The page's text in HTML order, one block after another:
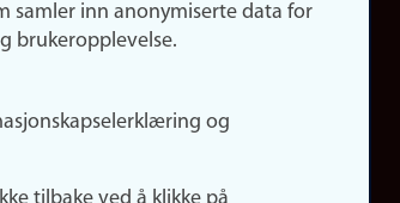
samler inn anonymiserte data for
brukeropplevelse.
og